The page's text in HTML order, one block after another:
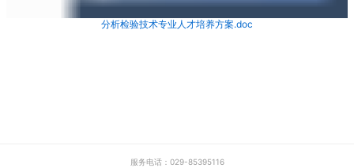
分析检验技术专业人才培养方案.doc
服务电话：029-85395116